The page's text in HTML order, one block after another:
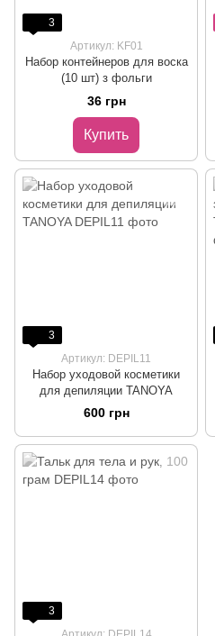
3
Артикул: KF01
Набор контейнеров для воска
(10 шт) з фольги
36 грн
Купить
3
Артикул: DEPIL11
Набор уходовой косметики
для депиляции TANOYA
600 грн
3